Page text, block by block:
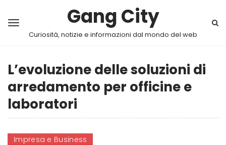
Gang City
Curiosità, notizie e informazioni dal mondo del web
L’evoluzione delle soluzioni di
arredamento per officine e
laboratori
Impresa e Business